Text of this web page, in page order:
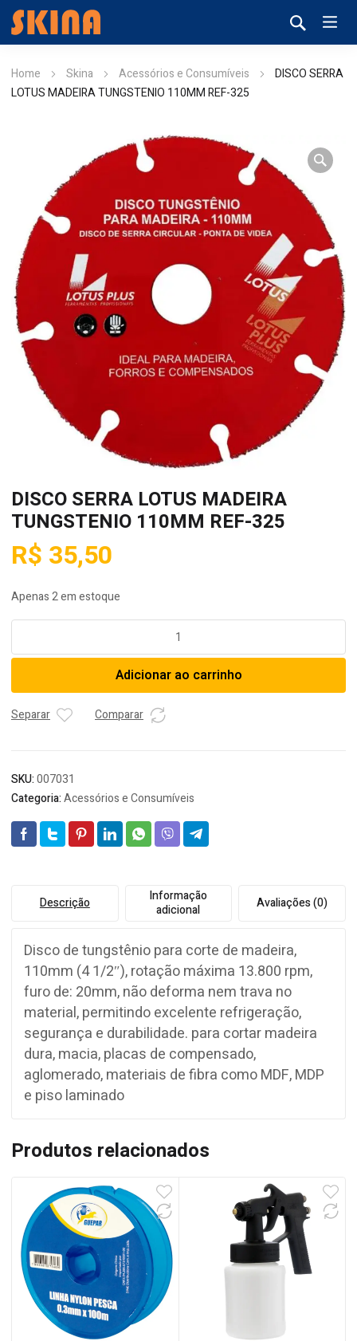
Home Skina Acessórios e Consumíveis
DISCO SERRA
LOTUS MADEIRA TUNGSTENIO 110MM REF-325
DISCO SERRA LOTUS MADEIRA
TUNGSTENIO 110MM REF-325
R$ 35,50
Apenas 2 em estoque
LOTUS
TUNGSTENIO
110MM
Adicionar ao carrinho
Separar Comparar
SKU:007031
Categoria:Acessórios e Consumíveis
Descrição
Informação
adicional
Avaliações (0)
Disco de tungstênio para corte de madeira,
110mm (4 1/2″), rotação máxima 13.800 rpm,
furo de: 20mm, não deforma nem trava no
material, permitindo excelente refrigeração,
segurança e durabilidade. para cortar madeira
dura, macia, placas de compensado,
aglomerado, materiais de fibra como MDF, MDP
e piso laminado
Produtos relacionados